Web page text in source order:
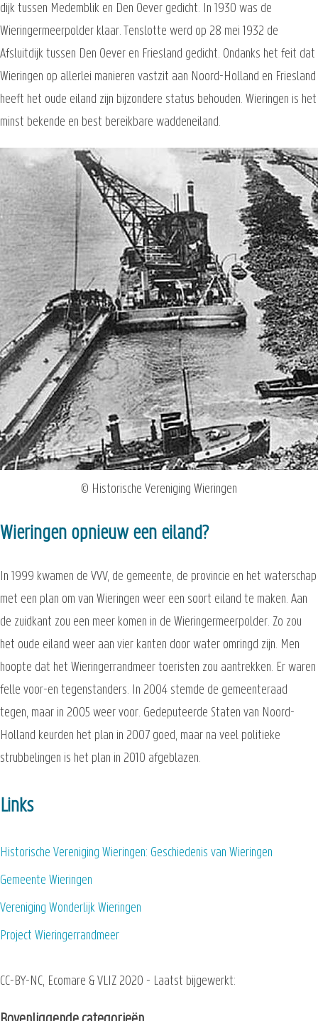
dijk tussen Medemblik en Den Oever gedicht. In 1930 was de
Wieringermeerpolder klaar. Tenslotte werd op 28 mei 1932 de
Afsluitdijk tussen Den Oever en Friesland gedicht. Ondanks het feit dat
Wieringen op allerlei manieren vastzit aan Noord-Holland en Friesland
heeft het oude eiland zijn bijzondere status behouden. Wieringen is het
minst bekende en best bereikbare waddeneiland.
© Historische Vereniging Wieringen
Wieringen opnieuw een eiland?
In 1999 kwamen de VVV, de gemeente, de provincie en het waterschap
met een plan om van Wieringen weer een soort eiland te maken. Aan
de zuidkant zou een meer komen in de Wieringermeerpolder. Zo zou
het oude eiland weer aan vier kanten door water omringd zijn. Men
hoopte dat het Wieringerrandmeer toeristen zou aantrekken. Er waren
felle voor-en tegenstanders. In 2004 stemde de gemeenteraad
tegen, maar in 2005 weer voor. Gedeputeerde Staten van Noord-
Holland keurden het plan in 2007 goed, maar na veel politieke
strubbelingen is het plan in 2010 afgeblazen.
Links
Historische Vereniging Wieringen: Geschiedenis van Wieringen
Gemeente Wieringen
Vereniging Wonderlijk Wieringen
Project Wieringerrandmeer
CC-BY-NC, Ecomare & VLIZ 2020 - Laatst bijgewerkt: